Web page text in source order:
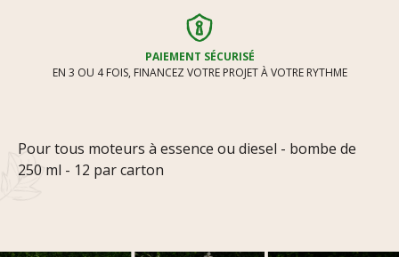
PAIEMENT SÉCURISÉ
EN 3 OU 4 FOIS, FINANCEZ VOTRE PROJET À VOTRE RYTHME
Pour tous moteurs à essence ou diesel - bombe de
250 ml - 12 par carton